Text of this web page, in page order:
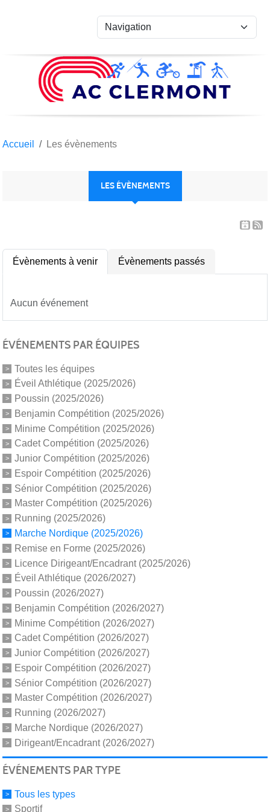
Accueil Les évènements
LES ÉVÈNEMENTS
Évènements à venir Évènements passés
Aucun événement
ÉVÉNEMENTS PAR ÉQUIPES
Toutes les équipes
Éveil Athlétique (2025/2026)
Poussin (2025/2026)
Benjamin Compétition (2025/2026)
Minime Compétition (2025/2026)
Cadet Compétition (2025/2026)
Junior Compétition (2025/2026)
Espoir Compétition (2025/2026)
Sénior Compétition (2025/2026)
Master Compétition (2025/2026)
Running (2025/2026)
Marche Nordique (2025/2026)
Remise en Forme (2025/2026)
Licence Dirigeant/Encadrant (2025/2026)
Éveil Athlétique (2026/2027)
Poussin (2026/2027)
Benjamin Compétition (2026/2027)
Minime Compétition (2026/2027)
Cadet Compétition (2026/2027)
Junior Compétition (2026/2027)
Espoir Compétition (2026/2027)
Sénior Compétition (2026/2027)
Master Compétition (2026/2027)
Running (2026/2027)
Marche Nordique (2026/2027)
Dirigeant/Encadrant (2026/2027)
ÉVÉNEMENTS PAR TYPE
Tous les types
Sportif